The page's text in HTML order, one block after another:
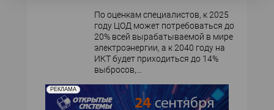
По оценкам специалистов, к 2025
году ЦОД может потребоваться до
20% всей вырабатываемой в мире
электроэнергии, а к 2040 году на
ИКТ будет приходиться до 14%
выбросов,...
РЕКЛАМА